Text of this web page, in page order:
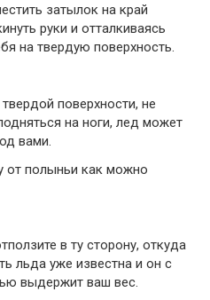
затылок на край
руки и отталкиваясь
на твердую поверхность.
поверхности, не
на ноги, лед может
вами.
от полыньи как можно
в ту сторону, откуда
льда уже известна и он с
выдержит ваш вес.